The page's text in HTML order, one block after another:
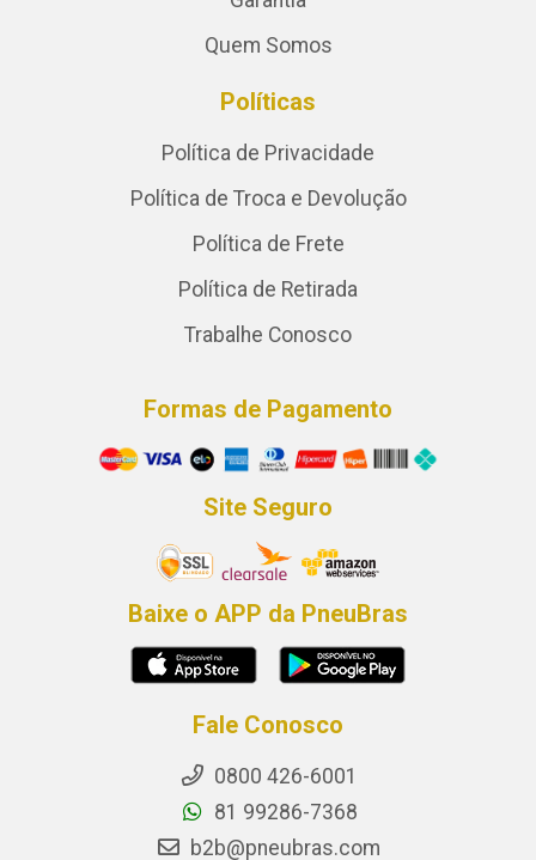
Quem Somos
Políticas
Política de Privacidade
Política de Troca e Devolução
Política de Frete
Política de Retirada
Trabalhe Conosco
Formas de Pagamento
Site Seguro
Baixe o APP da PneuBras
Fale Conosco
0800 426-6001
81 99286-7368
b2b@pneubras.com